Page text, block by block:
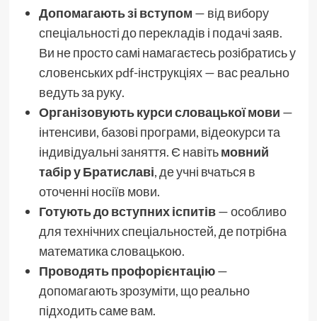
Допомагають зі вступом — від вибору
спеціальності до перекладів і подачі заяв.
Ви не просто самі намагаєтесь розібратись у
словенських pdf-інструкціях — вас реально
ведуть за руку.
Організовують курси словацької мови —
інтенсиви, базові програми, відеокурси та
індивідуальні заняття. Є навітьмовний
табір у Братиславі, де учні вчаться в
оточенні носіїв мови.
Готують до вступних іспитів— особливо
для технічних спеціальностей, де потрібна
математика словацькою.
Проводять профорієнтацію—
допомагають зрозуміти, що реально
підходить саме вам.